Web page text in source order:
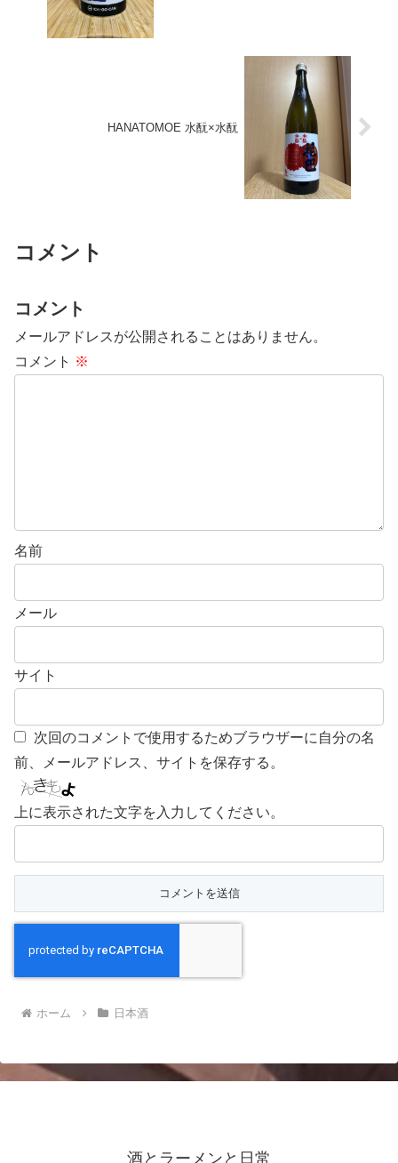
HANATOMOE 水酛×水酛
コメント
コメント
メールアドレスが公開されることはありません。
コメント ※
名前
メール
サイト
次回のコメントで使用するためブラウザーに自分の名
前、メールアドレス、サイトを保存する。
上に表示された文字を入力してください。
ホーム 日本酒
酒とラーメンと日常